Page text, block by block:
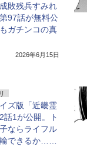
敗残兵すみれ
97話が無料公
ガチンコの真
2026年6月15日
ズ版「近畿霊
話1が公開。ト
ならライフル
輸できるか……